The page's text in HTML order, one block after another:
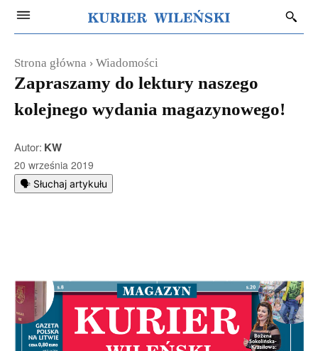
Strona główna Wiadomości
Zapraszamy do lektury naszego
kolejnego wydania magazynowego!
Autor: KW
20 września 2019
🗣️ Słuchaj artykułu